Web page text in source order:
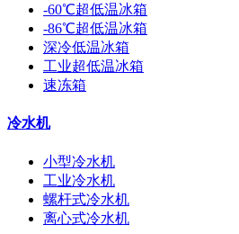
-60℃超低温冰箱
-86℃超低温冰箱
深冷低温冰箱
工业超低温冰箱
速冻箱
冷水机
小型冷水机
工业冷水机
螺杆式冷水机
离心式冷水机